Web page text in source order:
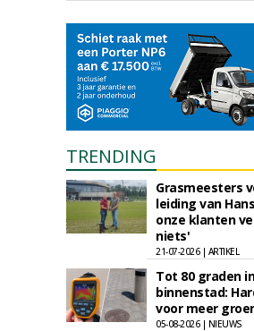
TRENDING
Grasmeesters
leiding van
onze klanten
niets'
21-07-2026 | ARTIKEL
Tot 80 graden
binnenstad:
voor meer
05-08-2026 | NIEUWS